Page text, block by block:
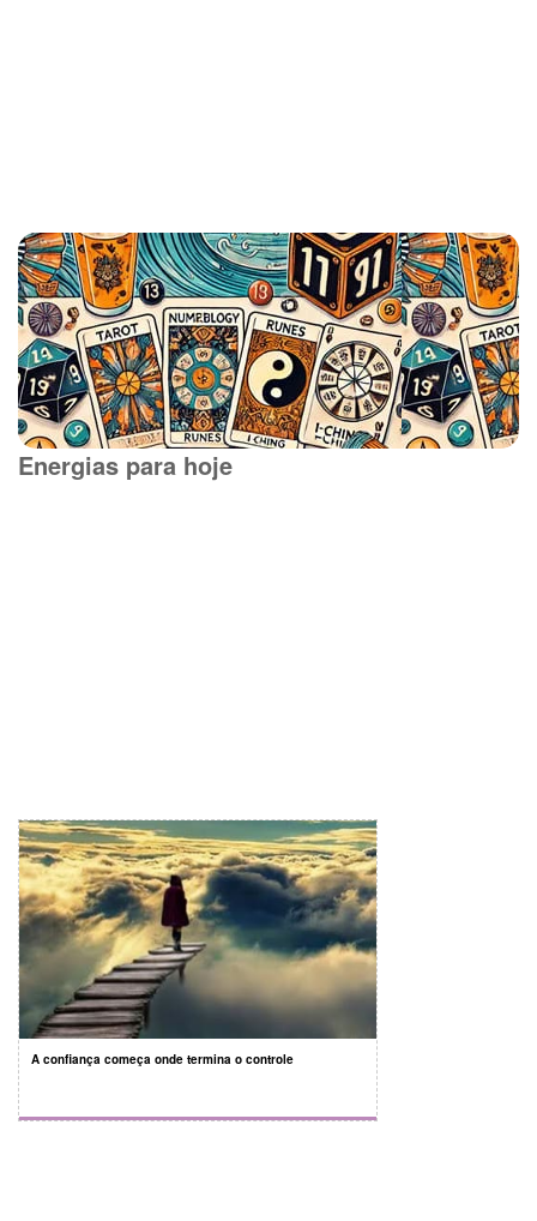
Energias para hoje
A confiança começa onde termina o controle